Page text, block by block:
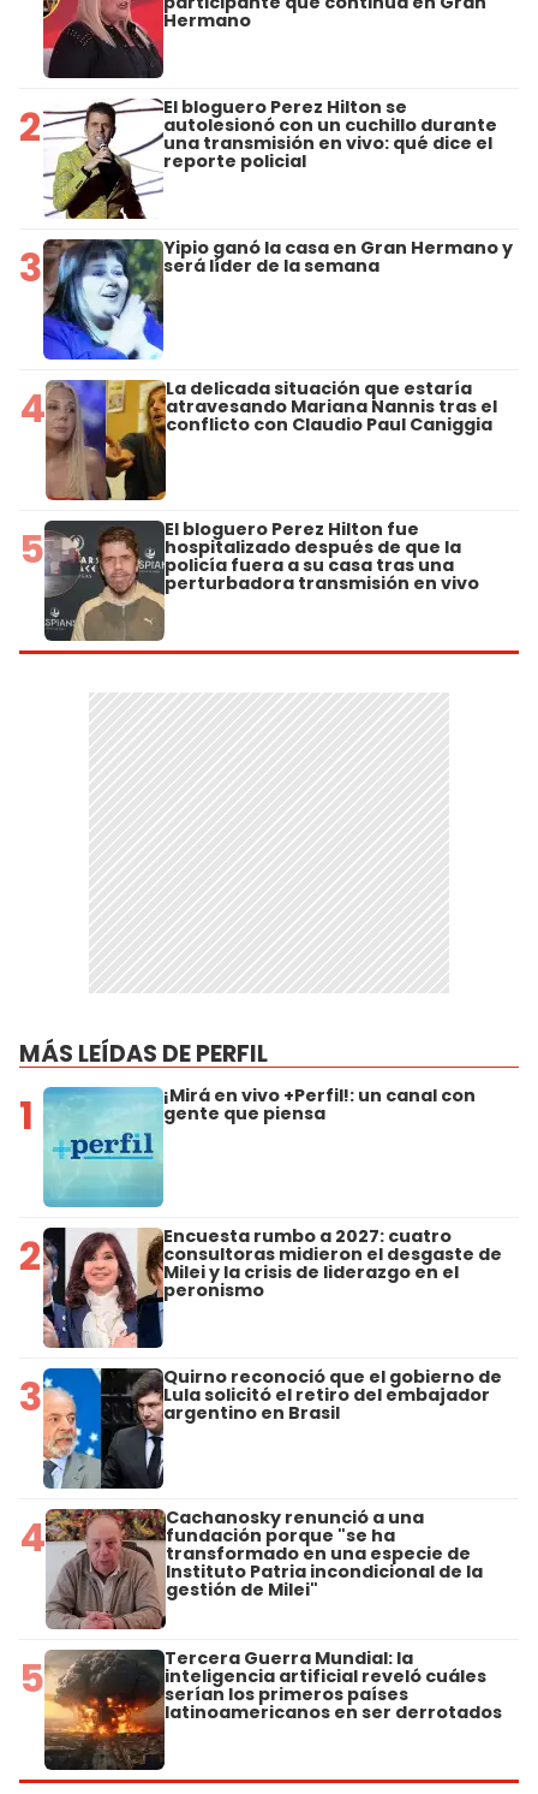
Hermano
2 El bloguero Perez Hilton se
autolesionó con un cuchillo durante
una transmisión en vivo: qué dice el
reporte policial
3 Yipio ganó la casa en Gran Hermano y
será líder de la semana
4 La delicada situación que estaría
atravesando Mariana Nannis tras el
conflicto con Claudio Paul Caniggia
5 El bloguero Perez Hilton fue
hospitalizado después de que la
policía fuera a su casa tras una
perturbadora transmisión en vivo
MÁS LEÍDAS DE PERFIL
1 ¡Mirá en vivo +Perfil!: un canal con
gente que piensa
2 Encuesta rumbo a 2027: cuatro
consultoras midieron el desgaste de
Milei y la crisis de liderazgo en el
peronismo
3 Quirno reconoció que el gobierno de
Lula solicitó el retiro del embajador
argentino en Brasil
4 Cachanosky renunció a una
fundación porque "se ha
transformado en una especie de
Instituto Patria incondicional de la
gestión de Milei"
5 Tercera Guerra Mundial: la
inteligencia artificial reveló cuáles
serían los primeros países
latinoamericanos en ser derrotados